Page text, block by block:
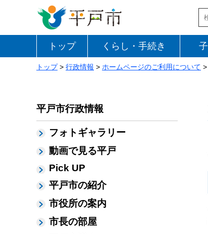
トップ くらし・手続き
トップ> 行政情報 > ホームページのご利用について
平戸市行政情報
フォトギャラリー
動画で見る平戸
Pick UP
平戸市の紹介
市役所の案内
市長の部屋